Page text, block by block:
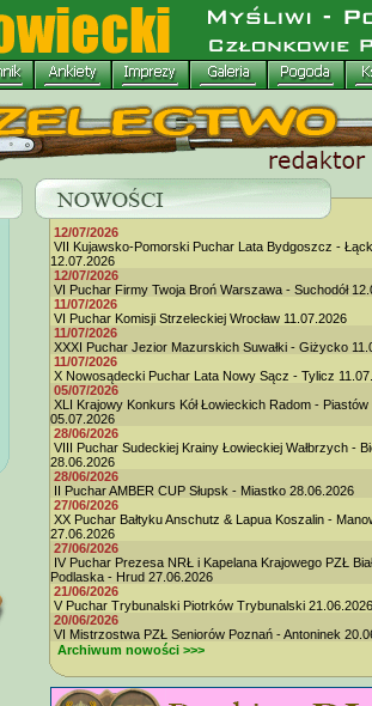
12/07/2026
VII Kujawsko-Pomorski Puchar Lata Bydgoszcz -
12.07.2026
12/07/2026
VI Puchar Firmy Twoja Broń Warszawa - Suchodół
11/07/2026
VI Puchar Komisji Strzeleckiej Wrocław 11.07.2026
11/07/2026
XXXI Puchar Jezior Mazurskich Suwałki - Giżycko
11/07/2026
X Nowosądecki Puchar Lata Nowy Sącz - Tylicz
05/07/2026
XLI Krajowy Konkurs Kół Łowieckich Radom - Piastów
05.07.2026
28/06/2026
VIII Puchar Sudeckiej Krainy Łowieckiej Wałbrzych -
28.06.2026
28/06/2026
II Puchar AMBER CUP Słupsk - Miastko 28.06.2026
27/06/2026
XX Puchar Bałtyku Anschutz & Lapua Koszalin -
27.06.2026
27/06/2026
IV Puchar Prezesa NRŁ i Kapelana Krajowego PZŁ
Podlaska - Hrud 27.06.2026
21/06/2026
V Puchar Trybunalski Piotrków Trybunalski 21.06.2026
20/06/2026
VI Mistrzostwa PZŁ Seniorów Poznań - Antoninek
Archiwum nowości >>>